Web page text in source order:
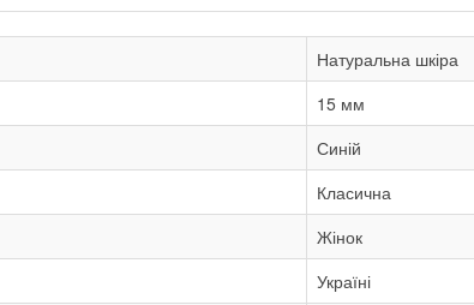
Натуральна шкіра
15 мм
Синій
Класична
Жінок
Україні